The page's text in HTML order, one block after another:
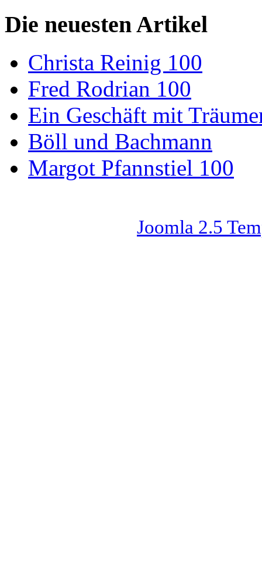
Die neuesten Artikel
Christa Reinig 100
Fred Rodrian 100
Ein Geschäft mit
Böll und Bachmann
Margot Pfannstiel 100
Joomla 2.5